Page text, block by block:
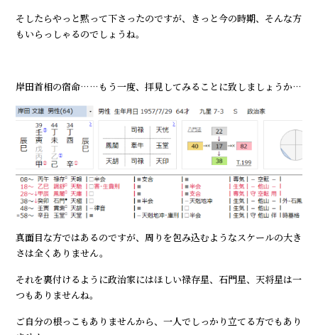
そしたらやっと黙って下さったのですが、きっと今の時期、そんな方
もいらっしゃるのでしょうね。
岸田首相の宿命……もう一度、拝見してみることに致しましょうか…
真面目な方ではあるのですが、周りを包み込むようなスケールの大き
さは全くありません。
それを裏付けるように政治家にはほしい禄存星、石門星、天将星は一
つもありませんね。
ご自分の根っこもありませんから、一人でしっかり立てる方でもあり